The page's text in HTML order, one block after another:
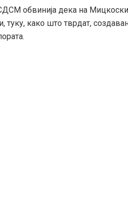
обвинија дека на
туку, како што тврдат,